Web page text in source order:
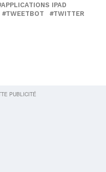
APPLICATIONS IPAD
TWEETBOT
TWITTER